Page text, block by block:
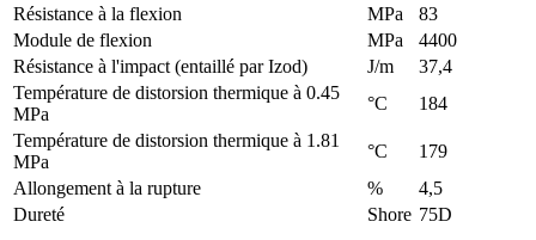
Résistance à la flexion
MPa
83
Module de flexion
MPa
4400
Résistance à l'impact (entaillé par Izod)
J/m
37,4
Température de distorsion thermique à 0.45
MPa
°C
184
Température de distorsion thermique à 1.81
MPa
°C
179
Allongement à la rupture
%
4,5
Dureté
Shore 75D